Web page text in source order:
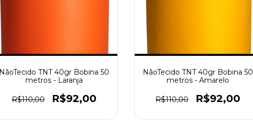
NãoTecido TNT 40gr Bobina 50
metros - Laranja
R$110,00 R$92,00
NãoTecido TNT 40gr Bobina 50
metros - Amarelo
R$110,00 R$92,00